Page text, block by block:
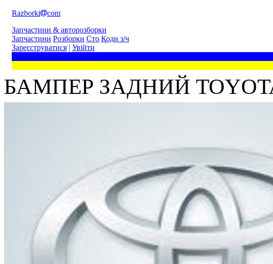
Razborki
com
Запчастини & авторозборки
Запчастини Розборки Сто Коди з/ч
Зареєструватися | Увійти
БАМПЕР ЗАДНИЙ